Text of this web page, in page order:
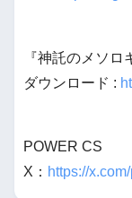
『神託のメソロ
ダウンロード :
POWER CS
X： https://